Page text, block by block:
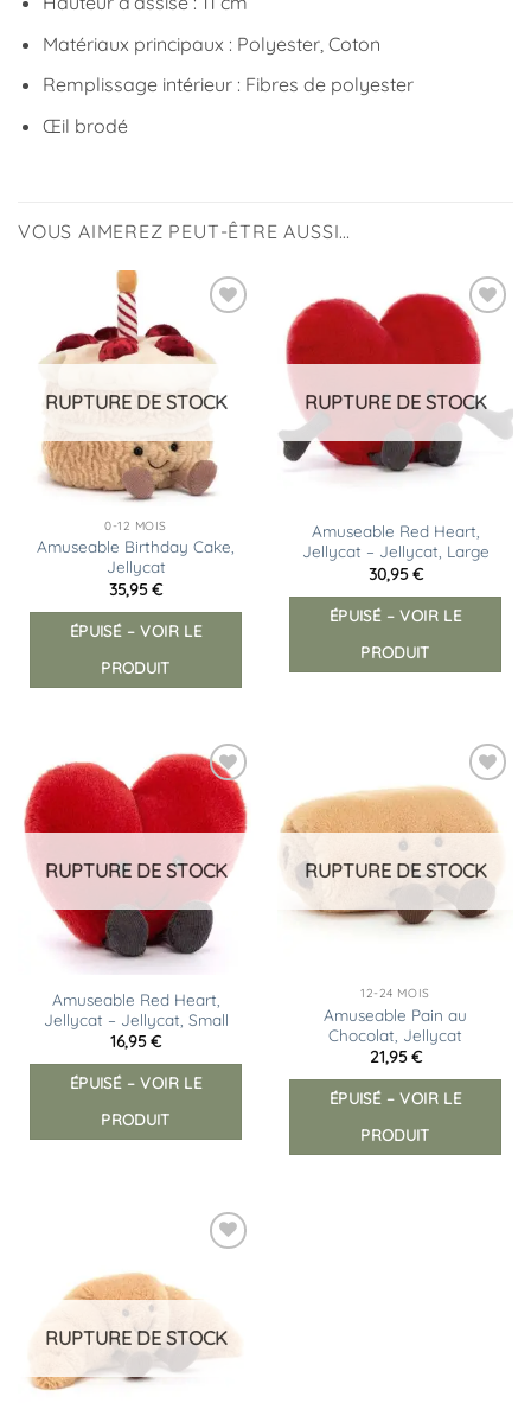
Matériaux principaux : Polyester, Coton
Remplissage intérieur : Fibres de polyester
Œil brodé
VOUS AIMEREZ PEUT-ÊTRE AUSSI…
liste
RUPTURE DE STOCK
0-12 MOIS
Amuseable Birthday Cake,
Jellycat
35,95€
ÉPUISÉ – VOIR LE
PRODUIT
RUPTURE DE STOCK
Amuseable Red Heart,
Jellycat – Jellycat, Large
30,95€
ÉPUISÉ – VOIR LE
PRODUIT
RUPTURE DE STOCK
Amuseable Red Heart,
Jellycat – Jellycat, Small
16,95€
ÉPUISÉ – VOIR LE
PRODUIT
Ajouter
à la
liste
RUPTURE DE STOCK
12-24 MOIS
Amuseable Pain au
Chocolat, Jellycat
21,95€
ÉPUISÉ – VOIR LE
PRODUIT
RUPTURE DE STOCK